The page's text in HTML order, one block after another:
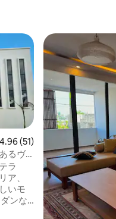
ュー51件、5つ星中4.96
4.96 (51)
るヴ
ラ
ア、
いモ
。 モ